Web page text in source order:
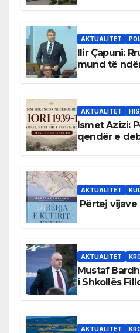
AKTUALITET
Ilir Çapuni:
mund të
AKTUALITET
Ismet Azizi:
qendër e
AKTUALITET
Përtej vijave
AKTUALITET
Mustaf
i Shkollës
AKTUALITET